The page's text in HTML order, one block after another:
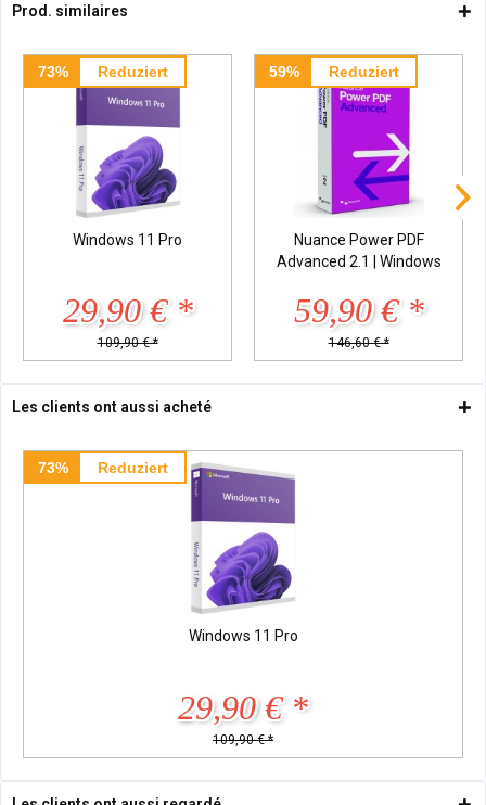
Prod. similaires
73% Reduziert
Windows 11 Pro
29,90 € *
109,90 € *
59% Reduziert
Nuance Power PDF
Advanced 2.1 | Windows
59,90 € *
146,60 € *
Les clients ont aussi acheté
73% Reduziert
Windows 11 Pro
29,90 € *
109,90 € *